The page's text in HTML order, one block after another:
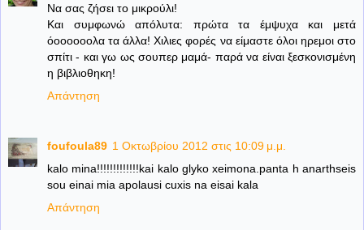
Να σας ζήσει το μικρούλι!
Και συμφωνώ απόλυτα: πρώτα τα έμψυχα και μετά
όοοοοοολα τα άλλα! Χιλιες φορές να είμαστε όλοι ηρεμοι στο
σπίτι - και γω ως σουπερ μαμά- παρά να είναι ξεσκονισμένη
η βιβλιοθηκη!
Απάντηση
foufoula89 1 Οκτωβρίου 2012 στις 10:09 μ.μ.
kalo mina!!!!!!!!!!!!!kai kalo glyko xeimona.panta h anarthseis
sou einai mia apolausi cuxis na eisai kala
Απάντηση